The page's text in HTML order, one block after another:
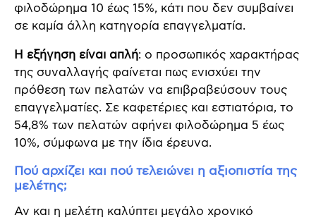
φιλοδώρημα 10 έως 15%, κάτι που δεν συμβαίνει
σε καμία άλλη κατηγορία επαγγελματία.
Η εξήγηση είναι απλή: ο προσωπικός χαρακτήρας
της συναλλαγής φαίνεται πως ενισχύει την
πρόθεση των πελατών να επιβραβεύσουν τους
επαγγελματίες. Σε καφετέριες και εστιατόρια, το
54,8% των πελατών αφήνει φιλοδώρημα 5 έως
10%, σύμφωνα με την ίδια έρευνα.
Πού αρχίζει και πού τελειώνει η αξιοπιστία της
μελέτης;
Αν και η μελέτη καλύπτει μεγάλο χρονικό